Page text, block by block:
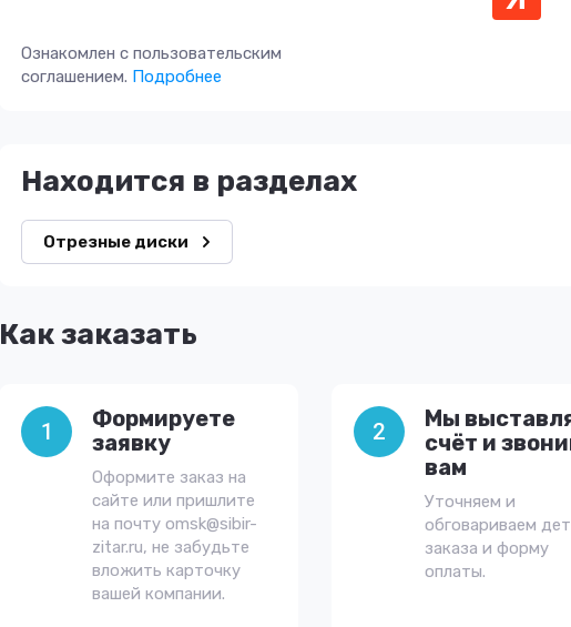
Ознакомлен с пользовательским
соглашением. Подробнее
Находится в разделах
Отрезные диски
Как заказать
1
Формируете
заявку
Оформите заказ на
сайте или пришлите
на почту omsk@sibir-
zitar.ru, не забудьте
вложить карточку
вашей компании.
2
Мы
счёт и
вам
Уточняем и
обговариваем
заказа и форму
оплаты.